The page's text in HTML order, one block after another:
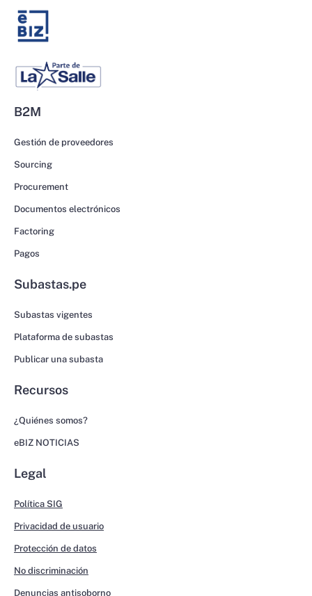
B2M
Gestión de proveedores
Sourcing
Procurement
Documentos electrónicos
Factoring
Pagos
Subastas.pe
Subastas vigentes
Plataforma de subastas
Publicar una subasta
Recursos
¿Quiénes somos?
eBIZ NOTICIAS
Legal
Política SIG
Privacidad de usuario
Protección de datos
No discriminación
Denuncias antisoborno